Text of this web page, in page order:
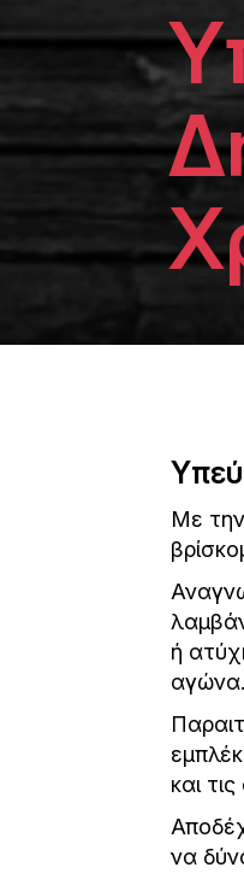
Με
ή
αγώνα.
και
να